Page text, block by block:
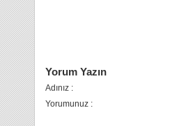
Yorum Yazın
Adınız :
Yorumunuz :